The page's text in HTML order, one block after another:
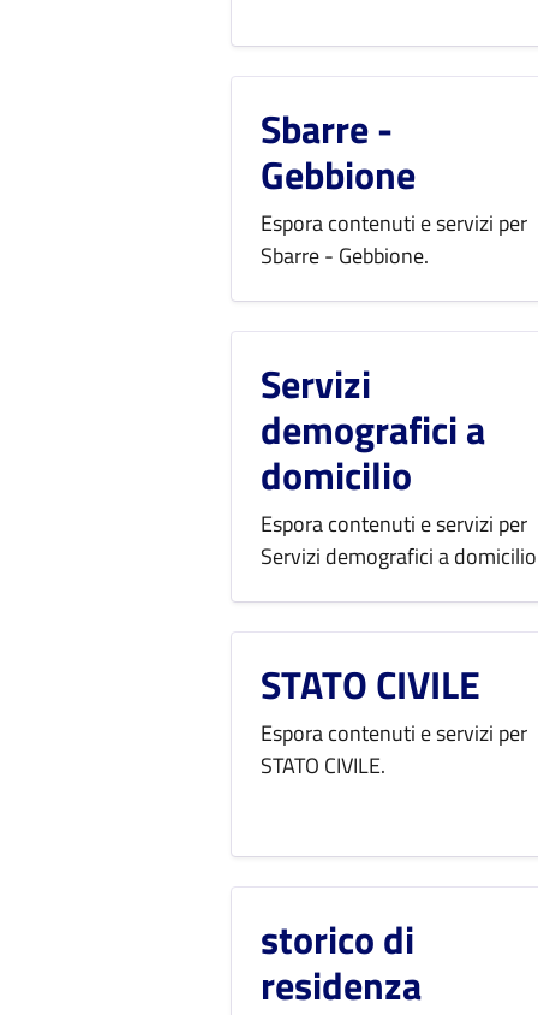
Sbarre -
Gebbione
Espora contenuti e servizi per
Sbarre - Gebbione.
Servizi
demografici a
domicilio
Espora contenuti e servizi per
Servizi demografici a
STATO CIVILE
Espora contenuti e servizi per
STATO CIVILE.
storico di
residenza